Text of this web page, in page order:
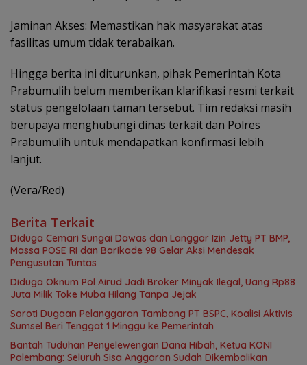
Jaminan Akses: Memastikan hak masyarakat atas
fasilitas umum tidak terabaikan.
Hingga berita ini diturunkan, pihak Pemerintah Kota
Prabumulih belum memberikan klarifikasi resmi terkait
status pengelolaan taman tersebut. Tim redaksi masih
berupaya menghubungi dinas terkait dan Polres
Prabumulih untuk mendapatkan konfirmasi lebih
lanjut.
(Vera/Red)
Berita Terkait
Diduga Cemari Sungai Dawas dan Langgar Izin Jetty PT BMP,
Massa POSE RI dan Barikade 98 Gelar Aksi Mendesak
Pengusutan Tuntas
Diduga Oknum Pol Airud Jadi Broker Minyak Ilegal, Uang Rp88
Juta Milik Toke Muba Hilang Tanpa Jejak
Soroti Dugaan Pelanggaran Tambang PT BSPC, Koalisi Aktivis
Sumsel Beri Tenggat 1 Minggu ke Pemerintah
Bantah Tuduhan Penyelewengan Dana Hibah, Ketua KONI
Palembang: Seluruh Sisa Anggaran Sudah Dikembalikan